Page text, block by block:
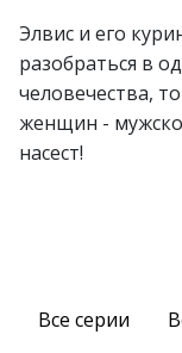
Элвис и его
разобраться в
человечества,
женщин -
насест!
Все серии